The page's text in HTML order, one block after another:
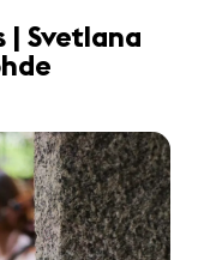
| Svetlana